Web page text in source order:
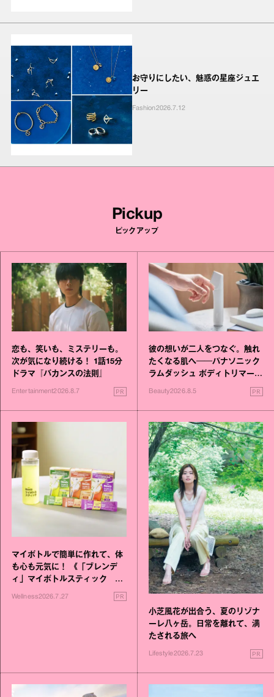
お守りにしたい、魅惑の星座ジュエ
リー
Fashion2026.7.12
Pickup
ピックアップ
恋も、笑いも、ミステリーも。
次が気になり続ける！ 1話15分
ドラマ『バカンスの法則』
Entertainment2026.8.7 PR
彼の想いが二人をつなぐ。触れ
たくなる肌へ──パナソニック
ラムダッシュ ボディトリマーが
Beauty2026.8.5 PR
マイボトルで簡単に作れて、体
も心も元気に！ 《「ブレンデ
ィ」マイボトルスティック い
いこと毎日》シリーズが誕生
Wellness2026.7.27 PR
小芝風花が出合う、夏のリゾナ
ーレ八ヶ岳。日常を離れて、満
たされる旅へ
Lifestyle2026.7.23 PR